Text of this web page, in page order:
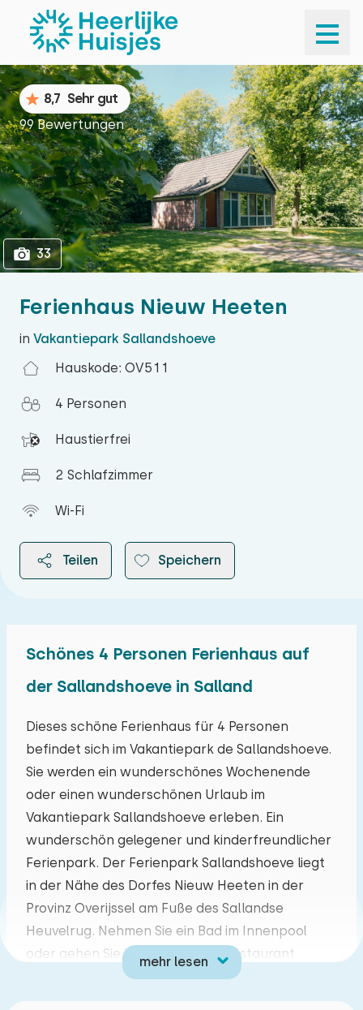
1
Ferienhaus Nieuw Heeten
in Vakantiepark Sallandshoeve
Hauskode: OV511
4 Personen
Haustierfrei
2 Schlafzimmer
Wi-Fi
Teilen Speichern
8,7 Sehr gut
99 Bewertungen
33
Schönes 4 Personen Ferienhaus auf
der Sallandshoeve in Salland
Dieses schöne Ferienhaus für 4 Personen
befindet sich im Vakantiepark de Sallandshoeve.
Sie werden ein wunderschönes Wochenende
oder einen wunderschönen Urlaub im
Vakantiepark Sallandshoeve erleben. Ein
wunderschön gelegener und kinderfreundlicher
Ferienpark. Der Ferienpark Sallandshoeve liegt
in der Nähe des Dorfes Nieuw Heeten in der
Provinz Overijssel am Fuße des Sallandse
Heuvelrug. Nehmen Sie ein Bad im Innenpool
oder gehen Sie im gemütlichen Restaurant
essen. Es gibt verschiedene Spielplätze, einen
Wasserspielplatz, eine Kegelbahn, einen 18-
mehr lesen
August 2026
Mo Di Mi Do Fr Sa So
27 28 29 30 31 01
03 04 05 06 07 08 09
10 11 12 13 14 15
17 18 19 20 21 22 23